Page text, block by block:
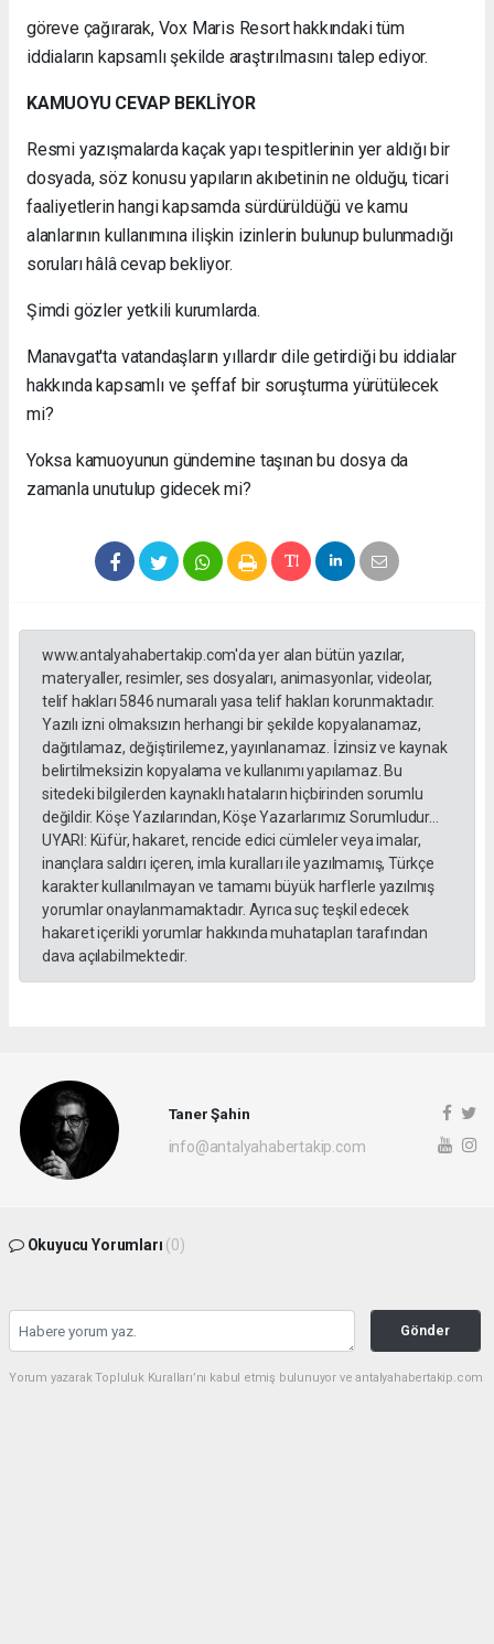
göreve çağırarak, Vox Maris Resort hakkındaki tüm
iddiaların kapsamlı şekilde araştırılmasını talep ediyor.
KAMUOYU CEVAP BEKLİYOR
Resmi yazışmalarda kaçak yapı tespitlerinin yer aldığı bir
dosyada, söz konusu yapıların akıbetinin ne olduğu, ticari
faaliyetlerin hangi kapsamda sürdürüldüğü ve kamu
alanlarının kullanımına ilişkin izinlerin bulunup bulunmadığı
soruları hâlâ cevap bekliyor.
Şimdi gözler yetkili kurumlarda.
Manavgat'ta vatandaşların yıllardır dile getirdiği bu iddialar
hakkında kapsamlı ve şeffaf bir soruşturma yürütülecek
mi?
Yoksa kamuoyunun gündemine taşınan bu dosya da
zamanla unutulup gidecek mi?
www.antalyahabertakip.com'da yer alan bütün yazılar,
materyaller, resimler, ses dosyaları, animasyonlar, videolar,
telif hakları 5846 numaralı yasa telif hakları korunmaktadır.
Yazılı izni olmaksızın herhangi bir şekilde kopyalanamaz,
dağıtılamaz, değiştirilemez, yayınlanamaz. İzinsiz ve kaynak
belirtilmeksizin kopyalama ve kullanımı yapılamaz. Bu
sitedeki bilgilerden kaynaklı hataların hiçbirinden sorumlu
değildir. Köşe Yazılarından, Köşe Yazarlarımız Sorumludur...
UYARI: Küfür, hakaret, rencide edici cümleler veya imalar,
inançlara saldırı içeren, imla kuralları ile yazılmamış, Türkçe
karakter kullanılmayan ve tamamı büyük harflerle yazılmış
yorumlar onaylanmamaktadır. Ayrıca suç teşkil edecek
hakaret içerikli yorumlar hakkında muhatapları tarafından
dava açılabilmektedir.
Taner Şahin
info@antalyahabertakip.com
Okuyucu Yorumları (0)
Gönder
Yorum yazarak Topluluk Kuralları’nı kabul etmiş bulunuyor ve antalyahabertakip.com